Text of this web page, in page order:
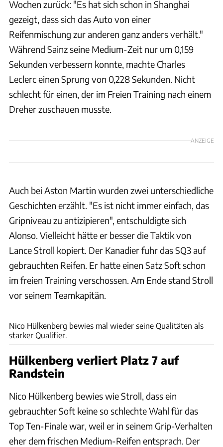
Wochen zurück: "Es hat sich schon in Shanghai
gezeigt, dass sich das Auto von einer
Reifenmischung zur anderen ganz anders verhält."
Während Sainz seine Medium-Zeit nur um 0,159
Sekunden verbessern konnte, machte Charles
Leclerc einen Sprung von 0,228 Sekunden. Nicht
schlecht für einen, der im Freien Training nach einem
Dreher zuschauen musste.
ANZEIGE
Auch bei Aston Martin wurden zwei unterschiedliche
Geschichten erzählt. "Es ist nicht immer einfach, das
Gripniveau zu antizipieren", entschuldigte sich
Alonso. Vielleicht hätte er besser die Taktik von
Lance Stroll kopiert. Der Kanadier fuhr das SQ3 auf
gebrauchten Reifen. Er hatte einen Satz Soft schon
im freien Training verschossen. Am Ende stand Stroll
vor seinem Teamkapitän.
Nico Hülkenberg bewies mal wieder seine Qualitäten als
starker Qualifier.
Hülkenberg verliert Platz 7 auf
Randstein
Nico Hülkenberg bewies wie Stroll, dass ein
gebrauchter Soft keine so schlechte Wahl für das
Top Ten-Finale war, weil er in seinem Grip-Verhalten
eher dem frischen Medium-Reifen entsprach. Der